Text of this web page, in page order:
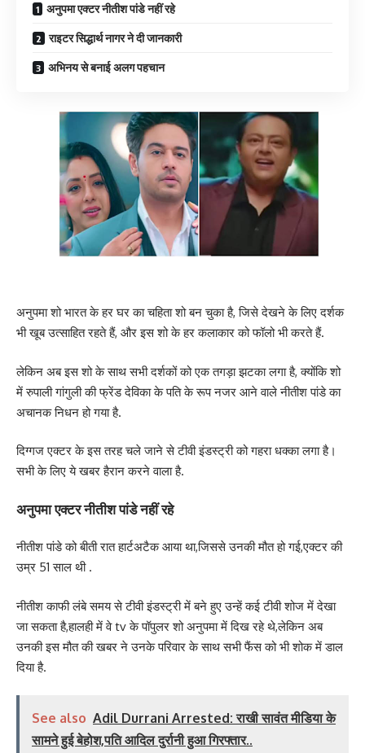
अनुपमा एक्टर नीतीश पांडे नहीं रहे
राइटर सिद्धार्थ नागर ने दी जानकारी
अभिनय से बनाई अलग पहचान
अनुपमा शो भारत के हर घर का चहिता शो बन चुका है, जिसे देखने के लिए दर्शक
भी खूब उत्साहित रहते हैं, और इस शो के हर कलाकार को फॉलो भी करते हैं.
लेकिन अब इस शो के साथ सभी दर्शकों को एक तगड़ा झटका लगा है, क्योंकि शो
में रुपाली गांगुली की फ्रेंड देविका के पति के रूप नजर आने वाले नीतीश पांडे का
अचानक निधन हो गया है.
दिग्गज एक्टर के इस तरह चले जाने से टीवी इंडस्ट्री को गहरा धक्का लगा है।
सभी के लिए ये खबर हैरान करने वाला है.
अनुपमा एक्टर नीतीश पांडे नहीं रहे
नीतीश पांडे को बीती रात हार्टअटैक आया था,जिससे उनकी मौत हो गई,एक्टर की
उम्र 51 साल थी .
नीतीश काफी लंबे समय से टीवी इंडस्ट्री में बने हुए उन्हें कई टीवी शोज में देखा
जा सकता है,हालही में वे tv के पॉपुलर शो अनुपमा में दिख रहे थे,लेकिन अब
उनकी इस मौत की खबर ने उनके परिवार के साथ सभी फैंस को भी शोक में डाल
दिया है.
See also Adil Durrani Arrested: राखी सावंत मीडिया के
सामने हुई बेहोश,पति आदिल दुर्रानी हुआ गिरफ्तार..